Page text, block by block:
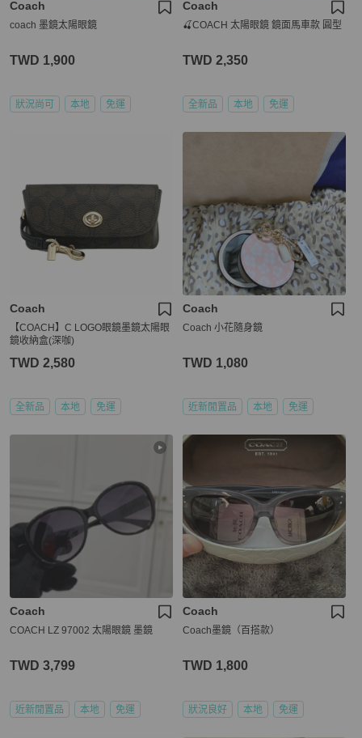
Coach
coach 墨鏡太陽眼鏡
TWD 1,900
狀況尚可 本地 免運
Coach
🍒COACH 太陽眼鏡 鏡面馬車款 圓型
TWD 2,350
全新品 本地 免運
Coach
【COACH】C LOGO眼鏡墨鏡太陽眼
鏡收納盒(深咖)
TWD 2,580
全新品 本地 免運
Coach
Coach 小花隨身鏡
TWD 1,080
近新閒置品 本地 免運
Coach
COACH LZ 97002 太陽眼鏡 墨鏡
TWD 3,799
近新閒置品 本地 免運
Coach
Coach墨鏡（百搭款）
TWD 1,800
狀況良好 本地 免運